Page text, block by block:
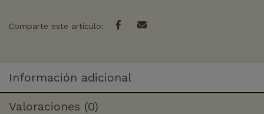
Comparte este artículo:
Información adicional
Valoraciones (0)